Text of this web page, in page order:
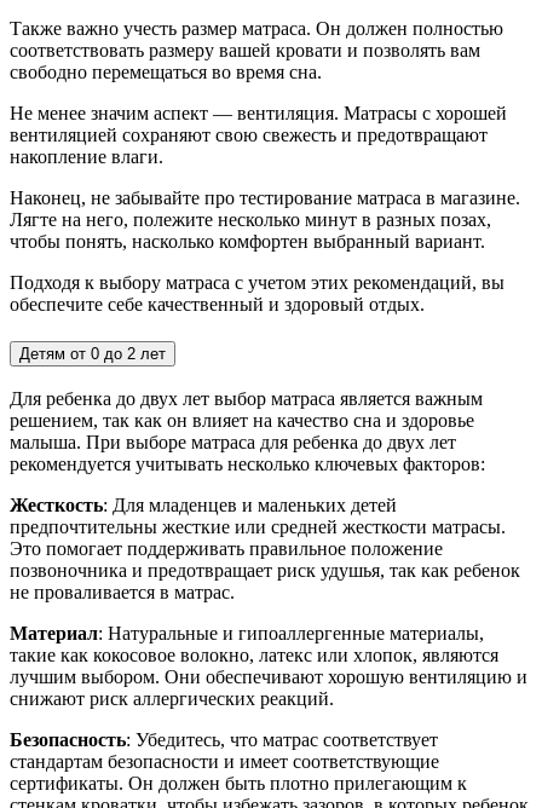
Также важно учесть размер матраса. Он должен полностью
соответствовать размеру вашей кровати и позволять вам
свободно перемещаться во время сна.
Не менее значим аспект — вентиляция. Матрасы с хорошей
вентиляцией сохраняют свою свежесть и предотвращают
накопление влаги.
Наконец, не забывайте про тестирование матраса в магазине.
Лягте на него, полежите несколько минут в разных позах,
чтобы понять, насколько комфортен выбранный вариант.
Подходя к выбору матраса с учетом этих рекомендаций, вы
обеспечите себе качественный и здоровый отдых.
Детям от 0 до 2 лет
Для ребенка до двух лет выбор матраса является важным
решением, так как он влияет на качество сна и здоровье
малыша. При выборе матраса для ребенка до двух лет
рекомендуется учитывать несколько ключевых факторов:
Жесткость: Для младенцев и маленьких детей
предпочтительны жесткие или средней жесткости матрасы.
Это помогает поддерживать правильное положение
позвоночника и предотвращает риск удушья, так как ребенок
не проваливается в матрас.
Материал: Натуральные и гипоаллергенные материалы,
такие как кокосовое волокно, латекс или хлопок, являются
лучшим выбором. Они обеспечивают хорошую вентиляцию и
снижают риск аллергических реакций.
Безопасность: Убедитесь, что матрас соответствует
стандартам безопасности и имеет соответствующие
сертификаты. Он должен быть плотно прилегающим к